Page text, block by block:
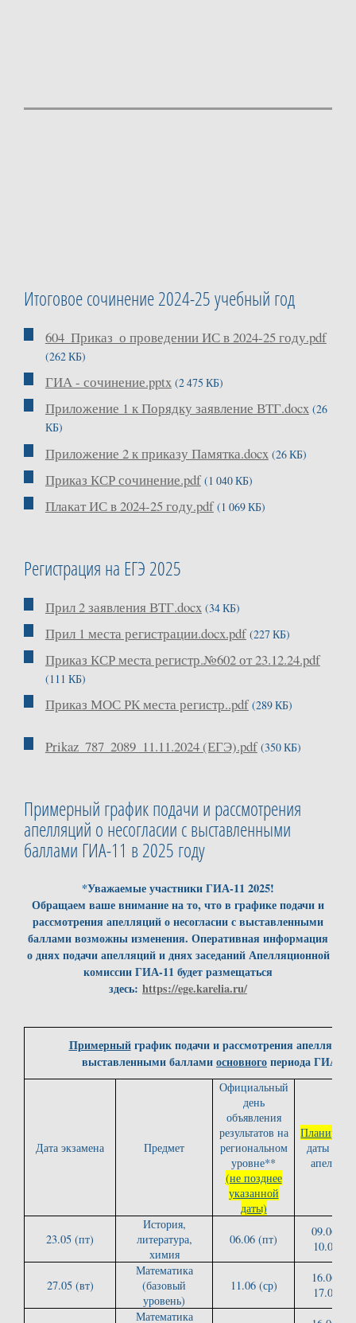
Итоговое сочинение 2024-25 учебный год
604_Приказ_о проведении ИС в 2024-25 году.pdf
(262 КБ)
ГИА - сочинение.pptx (2 475 КБ)
Приложение 1 к Порядку заявление ВТГ.docx (26
КБ)
Приложение 2 к приказу Памятка.docx (26 КБ)
Приказ КСР сочинение.pdf (1 040 КБ)
Плакат ИС в 2024-25 году.pdf (1 069 КБ)
Регистрация на ЕГЭ 2025
Прил 2 заявления ВТГ.docx (34 КБ)
Прил 1 места регистрации.docx.pdf (227 КБ)
Приказ КСР места регистр.№602 от 23.12.24.pdf
(111 КБ)
Приказ МОС РК места регистр..pdf (289 КБ)
Prikaz_787_2089_11.11.2024 (ЕГЭ).pdf (350 КБ)
Примерный график подачи и рассмотрения
апелляций о несогласии с выставленными
баллами ГИА-11 в 2025 году
*Уважаемые участники ГИА-11 2025!
Обращаем ваше внимание на то, что в графике подачи и
рассмотрения апелляций о несогласии с выставленными
баллами возможны изменения. Оперативная информация
о днях подачи апелляций и днях заседаний Апелляционной
комиссии ГИА-11 будет размещаться
здесь: https://ege.karelia.ru/
Примерныйграфик подачи и рассмотрения апелляций
выставленными балламиосновногопериода ГИА-11
Дата экзамена Предмет
Официальный
день
объявления
результатов на
региональном
уровне**
(не позднее
указанной
даты)
даты
23.05 (пт)
История,
литература,
химия
06.06 (пт)
09.06
10.06
27.05 (вт)
Математика
(базовый
уровень)
11.06 (ср)
16.06
17.06
Математика